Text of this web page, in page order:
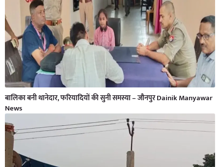
बालिका बनी थानेदार, फरियादियों की सुनी समस्या – जौनपुर Dainik Manyawar
News